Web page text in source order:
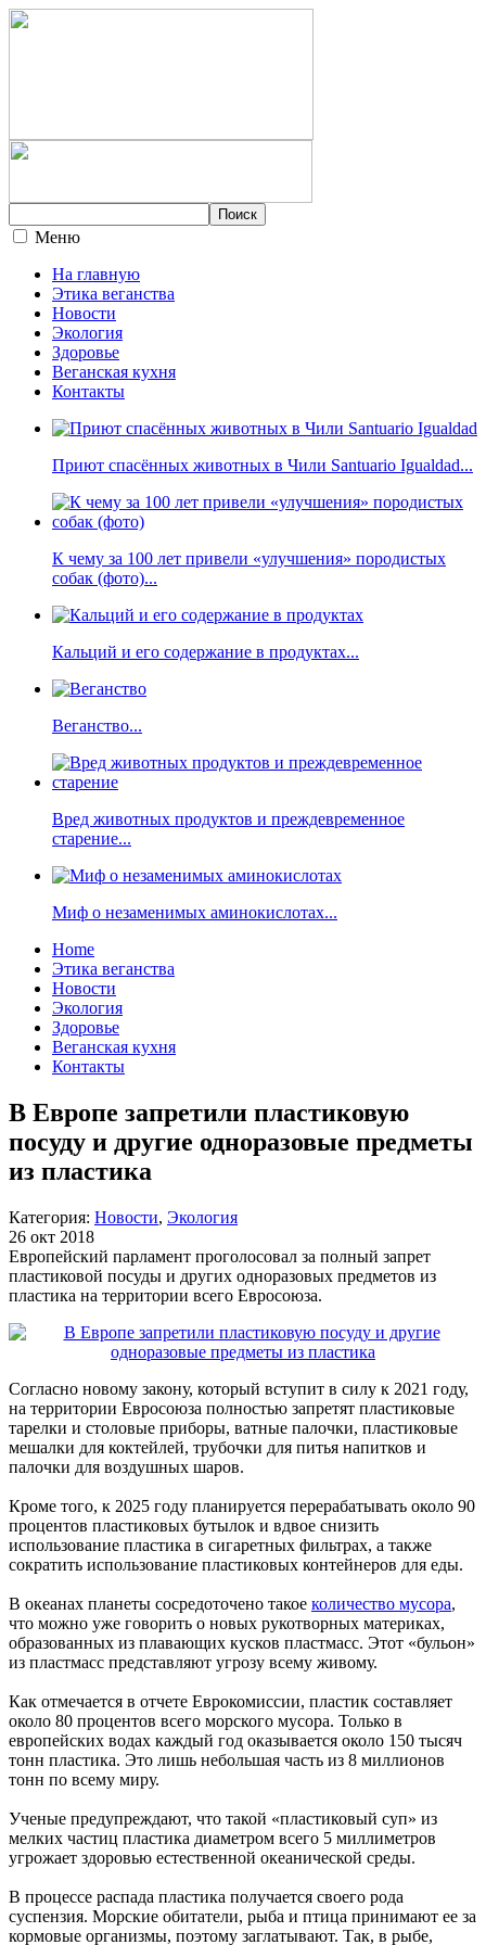
Меню
На главную
Этика веганства
Новости
Экология
Здоровье
Веганская кухня
Контакты
Приют спасённых животных в Чили Santuario Igualdad...
К чему за 100 лет привели «улучшения» породистых
собак (фото)...
Кальций и его содержание в продуктах...
Веганство...
Вред животных продуктов и преждевременное
старение...
Миф о незаменимых аминокислотах...
Home
Этика веганства
Новости
Экология
Здоровье
Веганская кухня
Контакты
В Европе запретили пластиковую
посуду и другие одноразовые предметы
из пластика
Категория: Новости, Экология
26 окт 2018
Европейский парламент проголосовал за полный запрет
пластиковой посуды и других одноразовых предметов из
пластика на территории всего Евросоюза.
Согласно новому закону, который вступит в силу к 2021 году,
на территории Евросоюза полностью запретят пластиковые
тарелки и столовые приборы, ватные палочки, пластиковые
мешалки для коктейлей, трубочки для питья напитков и
палочки для воздушных шаров.
Кроме того, к 2025 году планируется перерабатывать около 90
процентов пластиковых бутылок и вдвое снизить
использование пластика в сигаретных фильтрах, а также
сократить использование пластиковых контейнеров для еды.
В океанах планеты сосредоточено такое количество мусора,
что можно уже говорить о новых рукотворных материках,
образованных из плавающих кусков пластмасс. Этот «бульон»
из пластмасс представляют угрозу всему живому.
Как отмечается в отчете Еврокомиссии, пластик составляет
около 80 процентов всего морского мусора. Только в
европейских водах каждый год оказывается около 150 тысяч
тонн пластика. Это лишь небольшая часть из 8 миллионов
тонн по всему миру.
Ученые предупреждают, что такой «пластиковый суп» из
мелких частиц пластика диаметром всего 5 миллиметров
угрожает здоровью естественной океанической среды.
В процессе распада пластика получается своего рода
суспензия. Морские обитатели, рыба и птица принимают ее за
кормовые организмы, поэтому заглатывают. Так, в рыбе,